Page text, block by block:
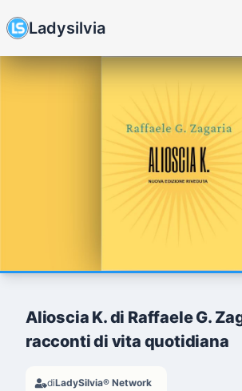
Ladysilvia
Alioscia K. di Raffaele G.
racconti di vita quotidiana
diLadySilvia® Network